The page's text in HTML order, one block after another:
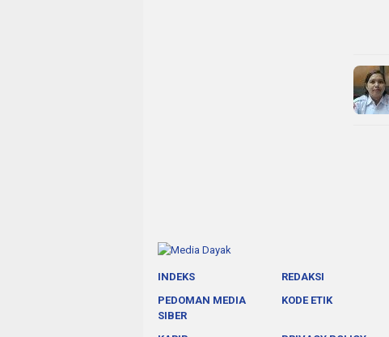
INDEKS REDAKSI
PEDOMAN MEDIA
SIBER
KODE ETIK